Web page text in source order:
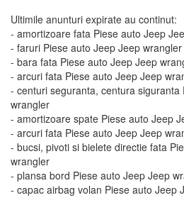
Ultimile anunturi expirate au continut:
- amortizoare fata Piese auto Jeep
- faruri Piese auto Jeep Jeep wrangler
- bara fata Piese auto Jeep Jeep
- arcuri fata Piese auto Jeep Jeep
- centuri seguranta, centura siguranta
wrangler
- amortizoare spate Piese auto Jeep
- arcuri fata Piese auto Jeep Jeep
- bucsi, pivoti si bielete directie fata
wrangler
- plansa bord Piese auto Jeep Jeep
- capac airbag volan Piese auto Jeep